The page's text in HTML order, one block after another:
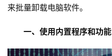
来批量卸载电脑软件。
一、使用内置程序和功能